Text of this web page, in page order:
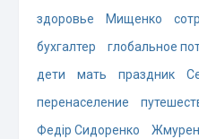
здоровье
Мищенко
бухгалтер
глобальное
дети
мать праздник
перенаселение
Федір Сидоренко